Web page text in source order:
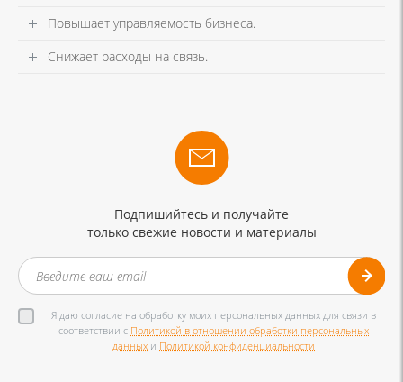
Повышает управляемость бизнеса.
Снижает расходы на связь.
Подпишийтесь и получайте
только свежие новости и материалы
Я даю согласие на обработку моих персональных данных для связи в
соответствии с Политикой в отношении обработки персональных
данных и Политикой конфиденциальности